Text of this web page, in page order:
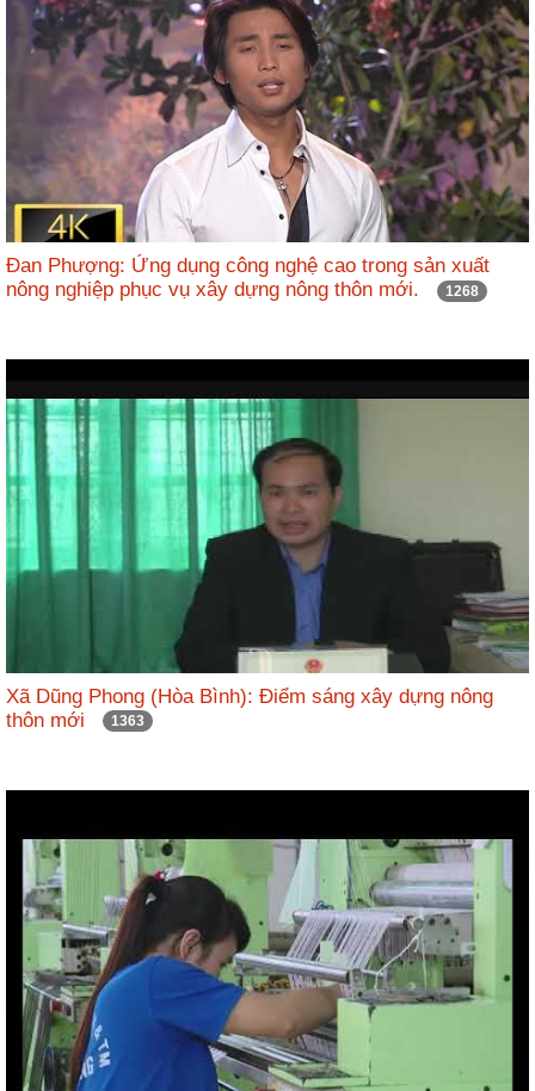
Đan Phượng: Ứng dụng công nghệ cao trong sản xuất
nông nghiệp phục vụ xây dựng nông thôn mới.
1268
Xã Dũng Phong (Hòa Bình): Điểm sáng xây dựng nông
thôn mới
1363